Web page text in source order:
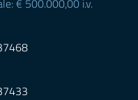
€ 500.000,00 i.v.